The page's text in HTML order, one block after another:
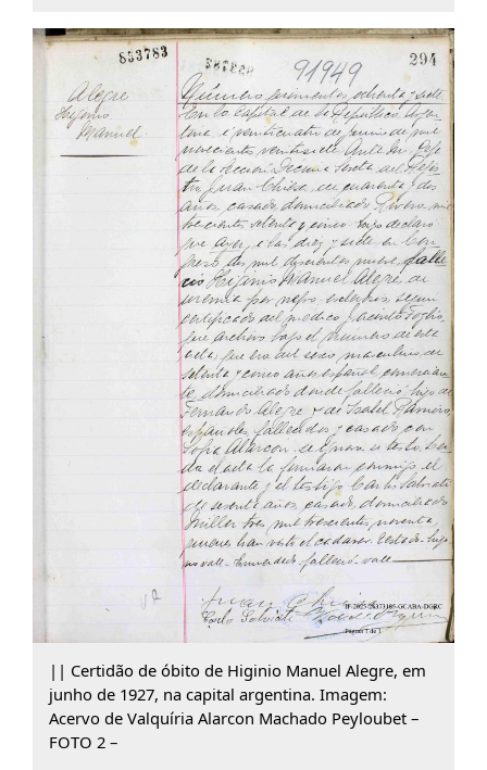
|| Certidão de óbito de Higinio Manuel Alegre, em
junho de 1927, na capital argentina. Imagem:
Acervo de Valquíria Alarcon Machado Peyloubet –
FOTO 2 –